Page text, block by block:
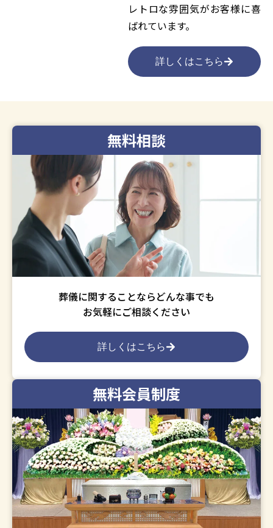
レトロな雰囲気がお客様に喜
ばれています。
詳しくはこちら
無料相談
葬儀に関することならどんな事でも
お気軽にご相談ください
詳しくはこちら
無料会員制度